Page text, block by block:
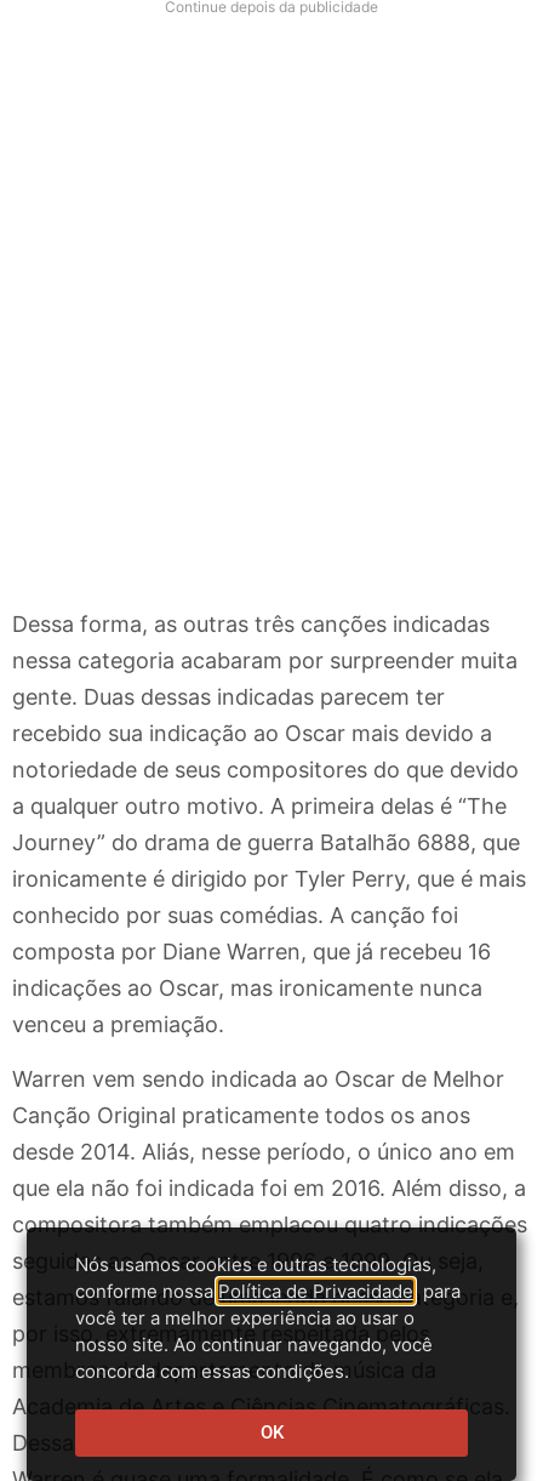
Continue depois da publicidade
Dessa forma, as outras três canções indicadas
nessa categoria acabaram por surpreender muita
gente. Duas dessas indicadas parecem ter
recebido sua indicação ao Oscar mais devido a
notoriedade de seus compositores do que devido
a qualquer outro motivo. A primeira delas é “The
Journey” do drama de guerra Batalhão 6888, que
ironicamente é dirigido por Tyler Perry, que é mais
conhecido por suas comédias. A canção foi
composta por Diane Warren, que já recebeu 16
indicações ao Oscar, mas ironicamente nunca
venceu a premiação.
Warren vem sendo indicada ao Oscar de Melhor
Canção Original praticamente todos os anos
desde 2014. Aliás, nesse período, o único ano em
que ela não foi indicada foi em 2016. Além disso, a
compositora também emplacou quatro indicações
seguidas ao Oscar entre 1996 e 1999. Ou seja,
estamos falando de uma lenda dessa categoria e,
por isso, extremamente respeitada pelos
membros do departamento de música da
Academia de Artes e Ciências Cinematográficas.
Dessa forma, a indicação ao Oscar de Diane
Nós usamos cookies e outras tecnologias,
conforme nossa Política de Privacidade , para
você ter a melhor experiência ao usar o
nosso site. Ao continuar navegando, você
concorda com essas condições.
OK